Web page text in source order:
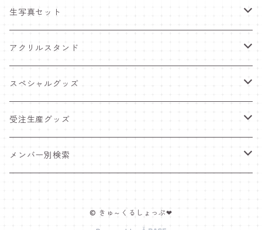
25夏 衣装
25.5 セーラー服
25.4 きゅ～くま
25新体制 衣装
25.2 メンカラ交換！メイド服
生写真セット
25夏 衣装
25.5 セーラー服
25.4 きゅ～くま
25新体制 衣装
アクリルスタンド
25.5 セーラー服
25.4 きゅ～くま
25新体制 衣装
スペシャルグッズ
ワンマンライブグッズ
ペンライト
受注生産グッズ
推しTシャツ
メンバー別検索
© きゅ～くるしょっぷ❤